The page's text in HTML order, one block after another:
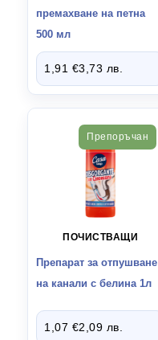
премахване на петна
500 мл
1,91 €3,73 лв.
Препоръчан
ПОЧИСТВАЩИ
Препарат за отпушване
на канали с белина 1л
1,07 €2,09 лв.